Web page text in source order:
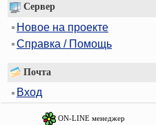
Сервер
Новое на проекте
Справка / Помощь
Почта
Вход
ON-LINE менеджер